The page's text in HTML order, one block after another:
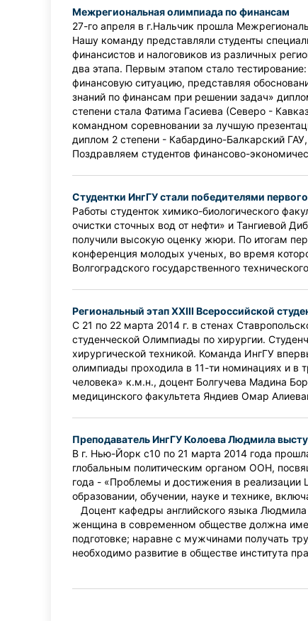
Межрегиональная олимпиада по финансам
27-го апреля в г.Нальчик прошла
Нашу команду представляли студенты
финансистов и налоговиков из различных
два этапа. Первым этапом стало
финансовую ситуацию, представляя
знаний по финансам при решении задач»
степени стала Фатима Гасиева (Северо -
командном соревновании за лучшую
диплом 2 степени - Кабардино-Балкарский
Поздравляем студентов финансово-
Студентки ИнгГУ стали победителями
Работы студенток химико-биологического
очистки сточных вод от нефти» и Тангиевой
получили высокую оценку жюри. По итогам
конференция молодых ученых, во время
Волгоградского государственного
Региональный этап XXIII Всероссийской
С 21 по 22 марта 2014 г. в стенах
студенческой Олимпиады по хирургии.
хирургической техникой. Команда ИнгГУ
олимпиады проходила в 11-ти номинациях и в
человека» к.м.н., доцент Болгучева Мадина
медицинского факультета Яндиев Омар
Преподаватель ИнгГУ Колоева Людмила
В г. Нью-Йорк с10 по 21 марта 2014 года
глобальным политическим органом ООН,
года - «Проблемы и достижения в реализации
образовании, обучении, науке и технике,
Доцент кафедры английского языка Людмила
женщина в современном обществе должна
подготовке; наравне с мужчинами получать
необходимо развитие в обществе института